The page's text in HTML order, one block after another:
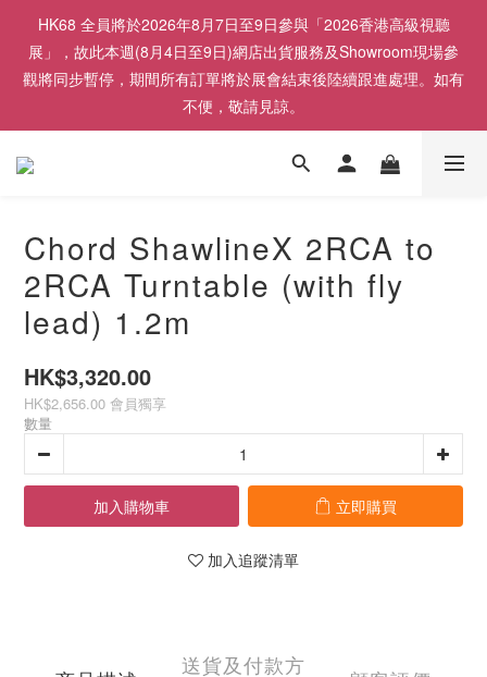
HK68 全員將於2026年8月7日至9日參與「2026香港高級視聽
展」，故此本週(8月4日至9日)網店出貨服務及Showroom現場參
觀將同步暫停，期間所有訂單將於展會結束後陸續跟進處理。如有
不便，敬請見諒。
Chord ShawlineX 2RCA to
2RCA Turntable (with fly
lead) 1.2m
HK$3,320.00
HK$2,656.00 會員獨享
數量
加入購物車 立即購買
加入追蹤清單
送貨及付款方